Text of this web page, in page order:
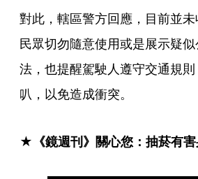
對此，轄區警方回應，目前並
民眾切勿隨意使用或是展示疑
法，也提醒駕駛人遵守交通規
叭，以免造成衝突。
★《鏡週刊》關心您：抽菸有害